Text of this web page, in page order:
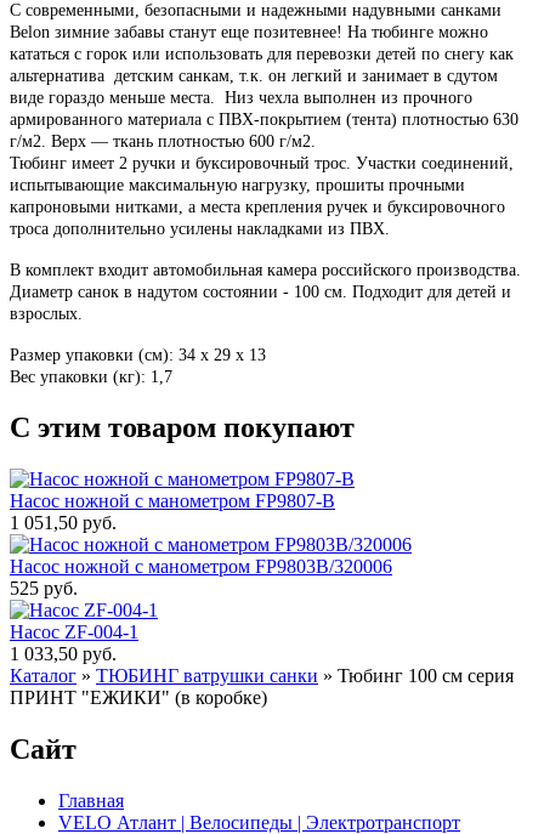
С современными, безопасными и надежными надувными санками
Belon зимние забавы станут еще позитевнее! На тюбинге можно
кататься с горок или использовать для перевозки детей по снегу как
альтернатива детским санкам, т.к. он легкий и занимает в сдутом
виде гораздо меньше места. Низ чехла выполнен из прочного
армированного материала с ПВХ-покрытием (тента) плотностью 630
г/м2. Верх — ткань плотностью 600 г/м2.
Тюбинг имеет 2 ручки и буксировочный трос. Участки соединений,
испытывающие максимальную нагрузку, прошиты прочными
капроновыми нитками, а места крепления ручек и буксировочного
троса дополнительно усилены накладками из ПВХ.
В комплект входит автомобильная камера российского производства.
Диаметр санок в надутом состоянии - 100 см. Подходит для детей и
взрослых.
Размер упаковки (см): 34 х 29 х 13
Вес упаковки (кг): 1,7
С этим товаром покупают
Насос ножной с манометром FP9807-В
1 051,50 руб.
Насос ножной с манометром FP9803В/320006
525 руб.
Насос ZF-004-1
1 033,50 руб.
Каталог » ТЮБИНГ ватрушки санки » Тюбинг 100 см серия
ПРИНТ "ЕЖИКИ" (в коробке)
Сайт
Главная
VELO Атлант | Велосипеды | Электротранспорт